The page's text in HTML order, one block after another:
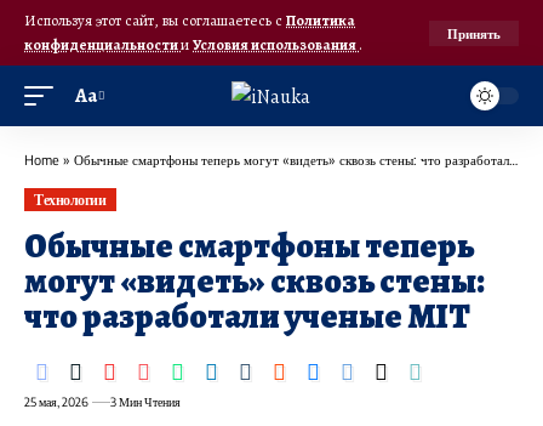
Используя этот сайт, вы соглашаетесь с Политика
конфиденциальностииУсловия использования.
Принять
Аа
Home » Обычные смартфоны теперь могут «видеть» сквозь стены: что разработали ученые MIT
Технологии
Обычные смартфоны теперь
могут «видеть» сквозь стены:
что разработали ученые MIT
25 мая, 2026 3 Мин Чтения